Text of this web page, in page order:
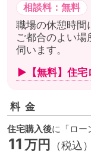
相談料：無料
職場の休憩時間
ご都合のよい
伺います。
▶【無料】住宅
料金
住宅購入後に「ロー
11万円 （税込）